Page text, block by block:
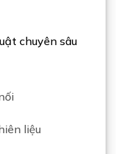
chuyên sâu
liệu